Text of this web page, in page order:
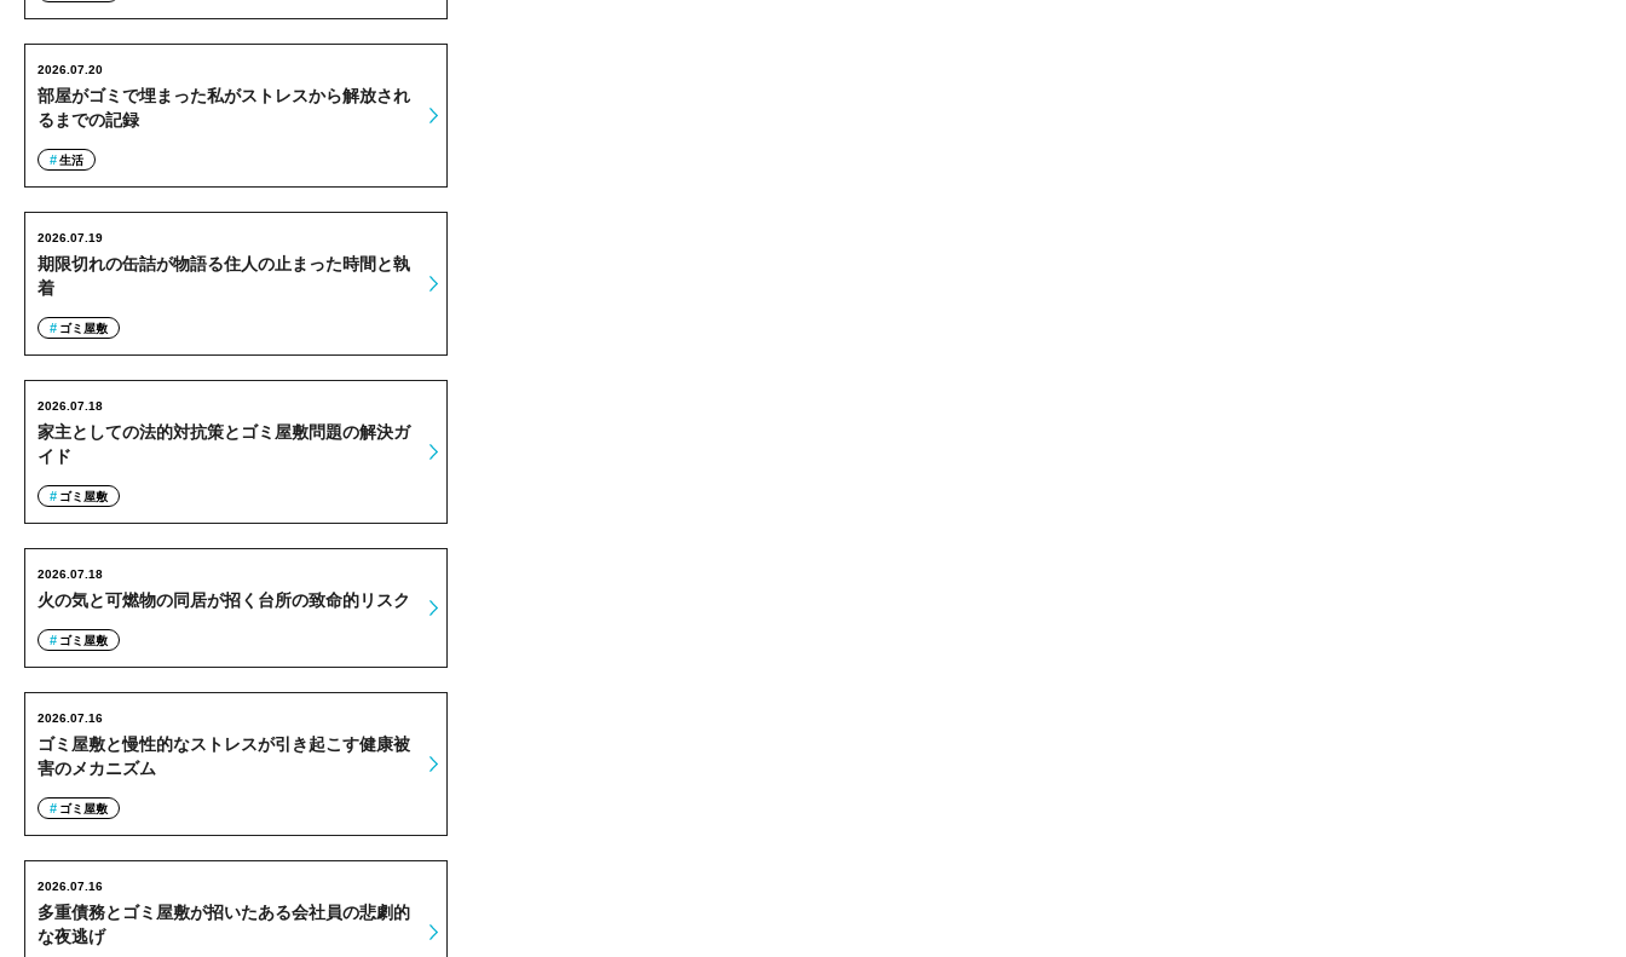
部屋がゴミで埋まった私がストレスから解放され
るまでの記録
2026.07.20
生活
期限切れの缶詰が物語る住人の止まった時間と執
着
2026.07.19
ゴミ屋敷
家主としての法的対抗策とゴミ屋敷問題の解決ガ
イド
2026.07.18
ゴミ屋敷
火の気と可燃物の同居が招く台所の致命的リスク
2026.07.18
ゴミ屋敷
ゴミ屋敷と慢性的なストレスが引き起こす健康被
害のメカニズム
2026.07.16
ゴミ屋敷
多重債務とゴミ屋敷が招いたある会社員の悲劇的
な夜逃げ
2026.07.16